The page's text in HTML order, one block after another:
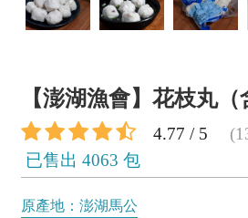
【澎湖漁會】花枝丸（
4.77 / 5
已售出 4063 包
原產地：澎湖馬公